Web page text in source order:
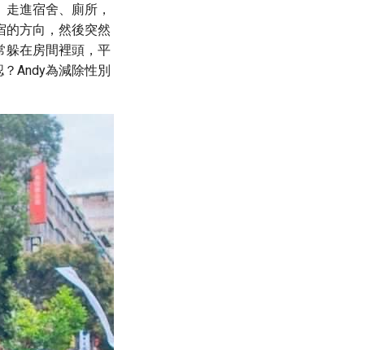
進宿舍、廁所，
的方向，然後突然
躲在房間裡頭，平
Andy為減除性別